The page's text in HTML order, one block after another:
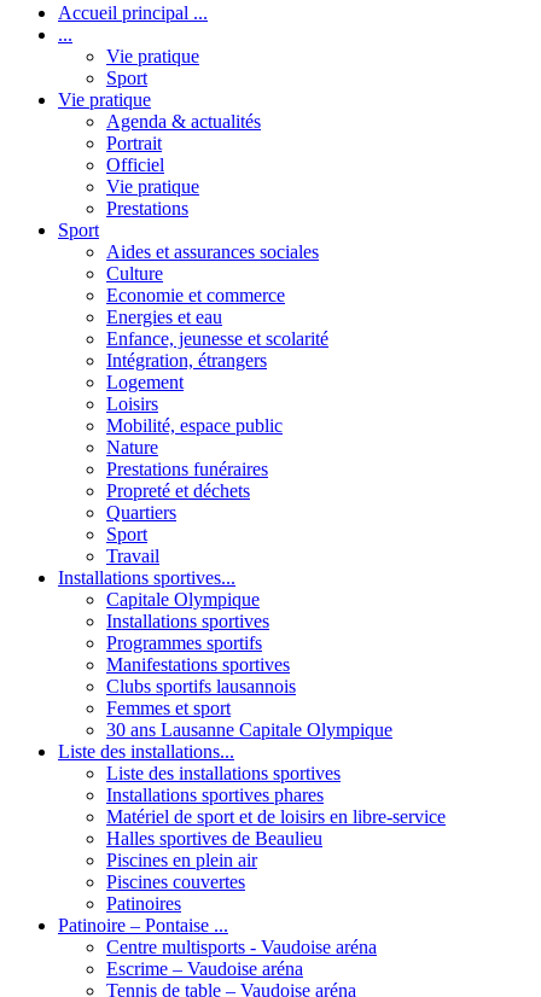
Accueil principal ...
...
Vie pratique
Sport
Vie pratique
Agenda & actualités
Portrait
Officiel
Vie pratique
Prestations
Sport
Aides et assurances sociales
Culture
Economie et commerce
Energies et eau
Enfance, jeunesse et scolarité
Intégration, étrangers
Logement
Loisirs
Mobilité, espace public
Nature
Prestations funéraires
Propreté et déchets
Quartiers
Sport
Travail
Installations sportives...
Capitale Olympique
Installations sportives
Programmes sportifs
Manifestations sportives
Clubs sportifs lausannois
Femmes et sport
30 ans Lausanne Capitale Olympique
Liste des installations...
Liste des installations sportives
Installations sportives phares
Matériel de sport et de loisirs en libre-service
Halles sportives de Beaulieu
Piscines en plein air
Piscines couvertes
Patinoires
Patinoire – Pontaise ...
Centre multisports - Vaudoise aréna
Escrime – Vaudoise aréna
Tennis de table – Vaudoise aréna